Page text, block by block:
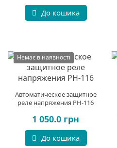
До кошика
Немає в наявності
Автоматическое защитное
реле напряжения РН-116
1 050.0 грн
До кошика